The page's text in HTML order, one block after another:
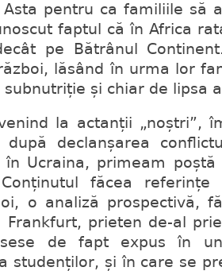
pentru ca familiile să
faptul că în Africa
pe Bătrânul
lăsând în urma lor
și chiar de lipsa
actanții „noștri”, îmi
declanșarea
în Ucraina, primeam
făcea referințe
o analiză prospectivă,
Frankfurt, prieten de-al
de fapt expus în
studenților, și în care se